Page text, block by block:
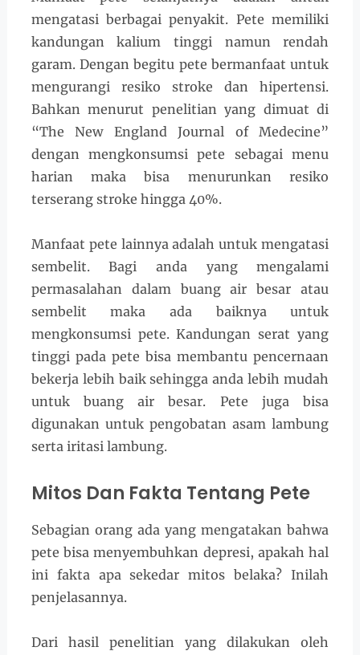
mengatasi berbagai penyakit. Pete memiliki
kandungan kalium tinggi namun rendah
garam. Dengan begitu pete bermanfaat untuk
mengurangi resiko stroke dan hipertensi.
Bahkan menurut penelitian yang dimuat di
“The New England Journal of Medecine”
dengan mengkonsumsi pete sebagai menu
harian maka bisa menurunkan resiko
terserang stroke hingga 40%.
Manfaat pete lainnya adalah untuk mengatasi
sembelit. Bagi anda yang mengalami
permasalahan dalam buang air besar atau
sembelit maka ada baiknya untuk
mengkonsumsi pete. Kandungan serat yang
tinggi pada pete bisa membantu pencernaan
bekerja lebih baik sehingga anda lebih mudah
untuk buang air besar. Pete juga bisa
digunakan untuk pengobatan asam lambung
serta iritasi lambung.
Mitos Dan Fakta Tentang Pete
Sebagian orang ada yang mengatakan bahwa
pete bisa menyembuhkan depresi, apakah hal
ini fakta apa sekedar mitos belaka? Inilah
penjelasannya.
Dari hasil penelitian yang dilakukan oleh